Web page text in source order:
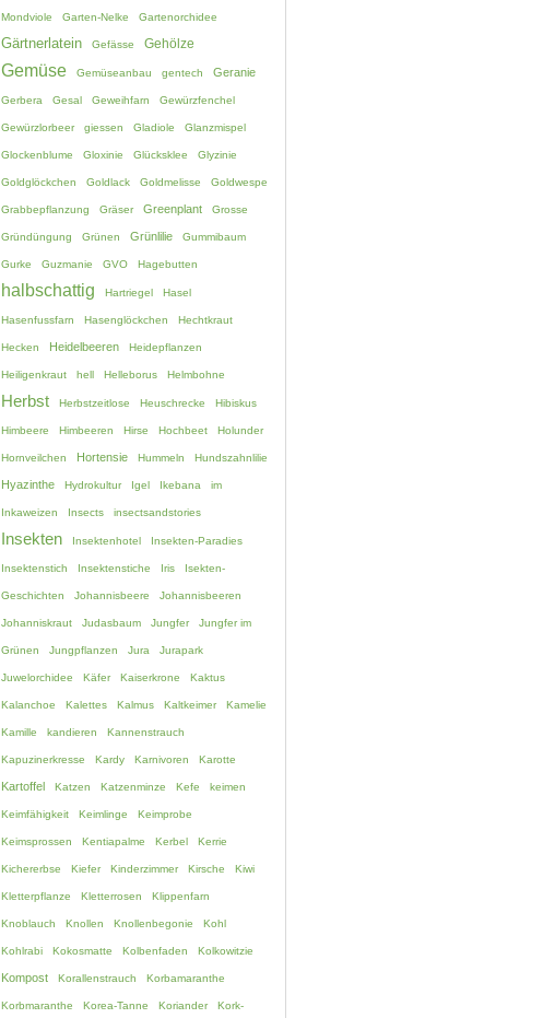
Mondviole Garten-Nelke Gartenorchidee
Gärtnerlatein Gefässe Gehölze
Gemüse Gemüseanbau gentech Geranie
Gerbera Gesal Geweihfarn Gewürzfenchel
Gewürzlorbeer giessen Gladiole Glanzmispel
Glockenblume Gloxinie Glücksklee Glyzinie
Goldglöckchen Goldlack Goldmelisse Goldwespe
Grabbepflanzung Gräser Greenplant Grosse
Gründüngung Grünen Grünlilie Gummibaum
Gurke Guzmanie GVO Hagebutten
halbschattig Hartriegel Hasel
Hasenfussfarn Hasenglöckchen Hechtkraut
Hecken Heidelbeeren Heidepflanzen
Heiligenkraut hell Helleborus Helmbohne
Herbst Herbstzeitlose Heuschrecke Hibiskus
Himbeere Himbeeren Hirse Hochbeet Holunder
Hornveilchen Hortensie Hummeln Hundszahnlilie
Hyazinthe Hydrokultur Igel Ikebana im
Inkaweizen Insects insectsandstories
Insekten Insektenhotel Insekten-Paradies
Insektenstich Insektenstiche Iris Isekten-
Geschichten Johannisbeere Johannisbeeren
Johanniskraut Judasbaum Jungfer Jungfer im
Grünen Jungpflanzen Jura Jurapark
Juwelorchidee Käfer Kaiserkrone Kaktus
Kalanchoe Kalettes Kalmus Kaltkeimer Kamelie
Kamille kandieren Kannenstrauch
Kapuzinerkresse Kardy Karnivoren Karotte
Kartoffel Katzen Katzenminze Kefe keimen
Keimfähigkeit Keimlinge Keimprobe
Keimsprossen Kentiapalme Kerbel Kerrie
Kichererbse Kiefer Kinderzimmer Kirsche Kiwi
Kletterpflanze Kletterrosen Klippenfarn
Knoblauch Knollen Knollenbegonie Kohl
Kohlrabi Kokosmatte Kolbenfaden Kolkowitzie
Kompost Korallenstrauch Korbamaranthe
Korbmaranthe Korea-Tanne Koriander Kork-